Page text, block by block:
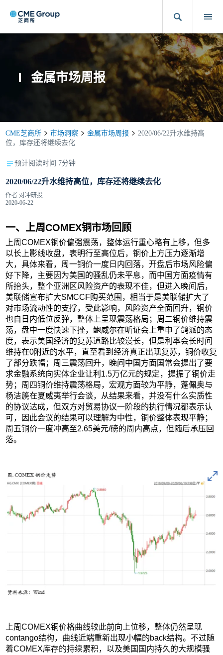
金属市场周报
CME芝商所 市场洞察 金属市场周报
2020/06/22升水维持高
位，库存还将继续去化
预计阅读时间 7分钟
2020/06/22升水维持高位，库存还将继续去化
作者对冲研投
2020-06-22
一、 上周COMEX铜市场回顾
上周COMEX铜价偏强震荡，整体运行重心略有上移，但多
以长上影线收盘，表明行至高位后，铜价上方压力逐渐增
大，具体来看，周一铜价一度日内回落，开盘后市场风险偏
好下降，主要因为美国的骚乱仍未平息，而中国方面疫情有
所抬头，整个亚洲区风险资产的表现不佳，但进入晚间后，
美联储宣布扩大SMCCF购买范围，相当于是美联储扩大了
对市场流动性的支撑，受此影响，风险资产全面回升，铜价
也自日内低位反弹，整体上呈现震荡格局；周二铜价维持震
荡，盘中一度快速下挫，鲍威尔在听证会上重申了鸽派的态
度，表示美国经济的复苏道路比较漫长，但是利率会长时间
维持在0附近的水平，直至看到经济真正出现复苏，铜价收复
了部分跌幅；周三震荡回升，晚间中国方面国常会提出了要
求金融系统向实体企业让利1.5万亿元的规定，提振了铜价走
势；周四铜价维持震荡格局，宏观方面较为平静，蓬佩奥与
杨洁篪在夏威夷举行会谈，从结果来看，并没有什么实质性
的协议达成，但双方对贸易协议一阶段的执行情况都表示认
可，因此会议的结果可以理解为中性，铜价整体表现平静；
周五铜价一度冲高至2.65美元/磅的周内高点，但随后承压回
落。
上周COMEX铜价格曲线较此前向上位移，整体仍然呈现
contango结构，曲线近端重新出现小幅的back结构。不过随
着COMEX库存的持续累积，以及美国国内持久的大规模骚